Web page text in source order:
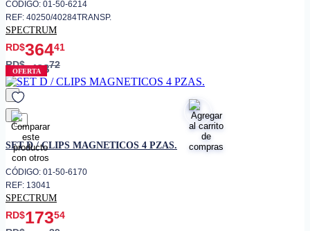
CÓDIGO: 01-50-6214
REF: 40250/40284TRANSP.
SPECTRUM
RD$36441
RD$42872
OFERTA
favorito
SET D / CLIPS MAGNETICOS 4 PZAS.
CÓDIGO: 01-50-6170
REF: 13041
SPECTRUM
RD$17354